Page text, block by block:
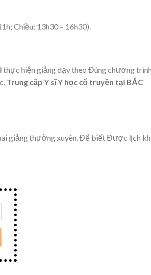
Chiều: 13h30 – 16h30).
thực hiện giảng dạy theo Đúng chương
Trung cấp Y sĩ Y học cổ truyền tại BẮC
giảng thường xuyên. Để biết Được lịch